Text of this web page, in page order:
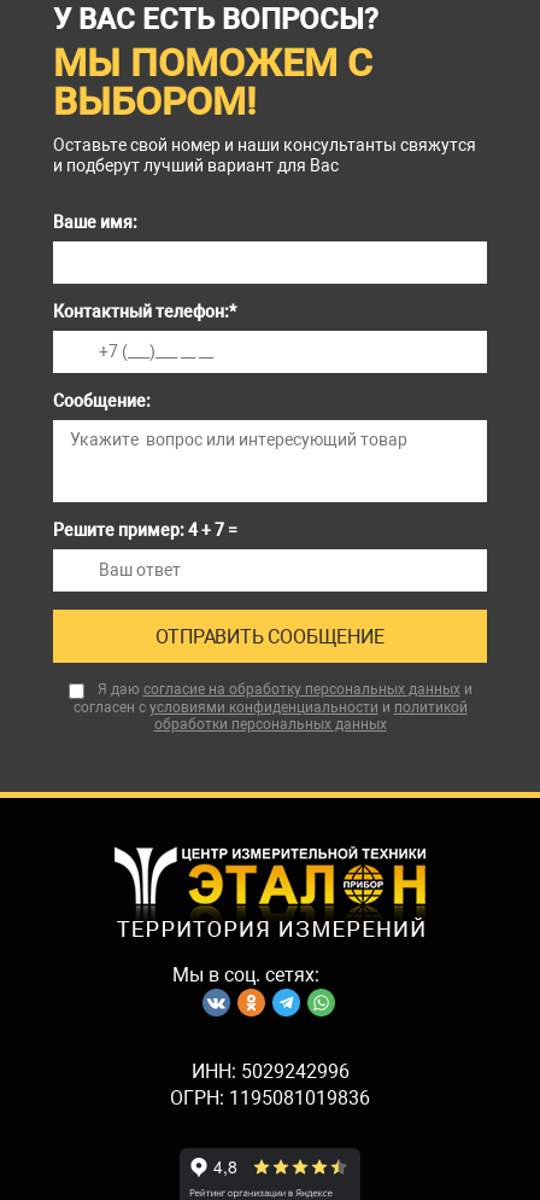
У ВАС ЕСТЬ ВОПРОСЫ?
МЫ ПОМОЖЕМ С
ВЫБОРОМ!
Оставьте свой номер и наши консультанты свяжутся
и подберут лучший вариант для Вас
Ваше имя:
Контактный телефон:*
Сообщение:
Решите пример: 4 + 7 =
Я даю согласие на обработку персональных данныхи
согласен с условиями конфиденциальности и политикой
обработки персональных данных
Мы в соц. сетях:
ИНН: 5029242996
ОГРН: 1195081019836